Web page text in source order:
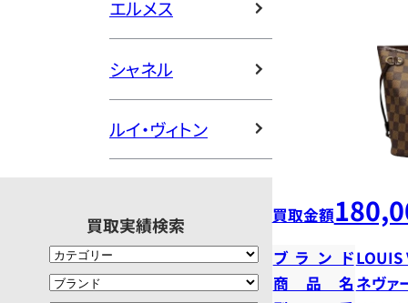
エルメス
シャネル
ルイ・ヴィトン
買取実績検索 買取金額
ブランドLOUIS
商品名 ネヴァ